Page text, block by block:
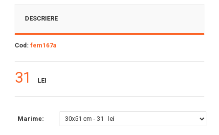
DESCRIERE
Cod: fem167a
31 LEI
Marime: